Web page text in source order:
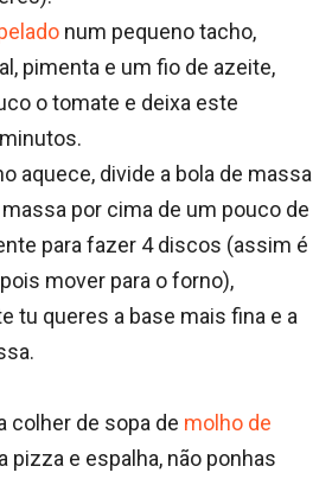
num pequeno tacho,
pimenta e um fio de azeite,
o tomate e deixa este
aquece, divide a bola de massa
por cima de um pouco de
para fazer 4 discos (assim é
mover para o forno),
tu queres a base mais fina e a
colher de sopa de molho de
pizza e espalha, não ponhas